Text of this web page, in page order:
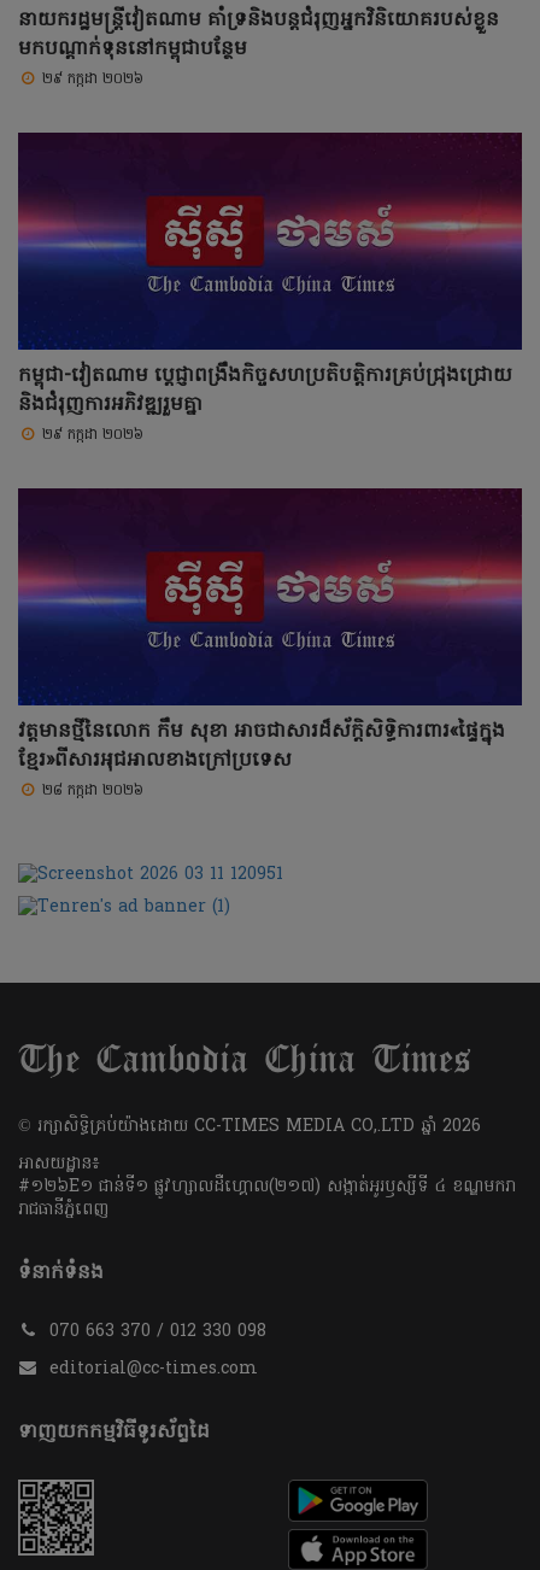
នាយករដ្ឋមន្ត្រីវៀតណាម គាំទ្រនិងបន្តជំរុញអ្នកវិនិយោគរបស់ខ្លួន
មកបណ្តាក់ទុននៅកម្ពុជាបន្ថែម
២៩ កក្កដា ២០២៦
កម្ពុជា-វៀតណាម ប្តេជ្ញាពង្រឹងកិច្ចសហប្រតិបត្តិការគ្រប់ជ្រុងជ្រោយ
និងជំរុញការអភិវឌ្ឍរួមគ្នា
២៩ កក្កដា ២០២៦
វត្តមានថ្មីនៃលោក កឹម សុខា អាចជាសារដ៏ស័ក្តិសិទ្ធិការពារ«ផ្ទៃក្នុង
ខ្មែរ»ពីសារអុជអាលខាងក្រៅប្រទេស
២៨ កក្កដា ២០២៦
​© រក្សា​សិទ្ធិ​គ្រប់​យ៉ាង​ដោយ​ CC-TIMES MEDIA CO,.LTD ឆ្នាំ​ 2026
អាសយដ្ឋាន៖
#១២៦E១ ជាន់ទី១ ផ្លូវហ្សាលដឺហ្គោល(២១៧) សង្កាត់អូរឫស្សីទី ៤ ខណ្ឌមករា
រាជធានីភ្នំពេញ
ទំនាក់ទំនង
070 663 370 / 012 330 098
editorial@cc-times.com
ទាញយកកម្មវិធីទូរស័ព្ទដៃ